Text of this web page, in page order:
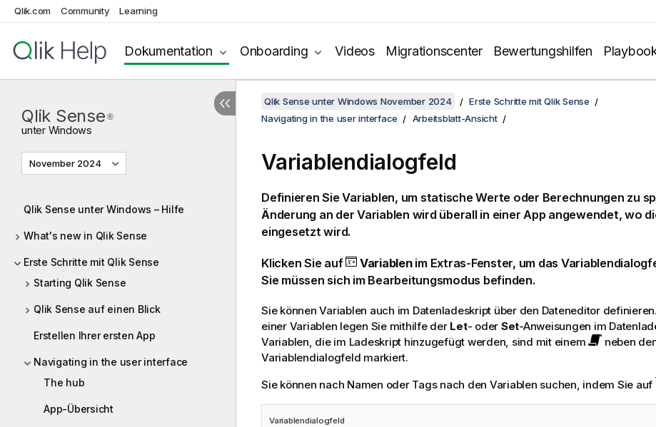
Qlik.com Community Learning
Dokumentation Onboarding Videos Migrationscenter Bewertungshilfen
Qlik Sense ®
unter Windows
November 2024
Qlik Sense unter Windows – Hilfe
What's new in Qlik Sense
Erste Schritte mit Qlik Sense
Starting Qlik Sense
Qlik Sense auf einen Blick
Erstellen Ihrer ersten App
Navigating in the user interface
The hub
App-Übersicht
Qlik Sense unter Windows November 2024
Erste Schritte mit Qlik Sense
Navigating in the user interface
Arbeitsblatt-Ansicht
Variablendialogfeld
Definieren Sie Variablen, um statische Werte oder Berechnungen zu
Änderung an der Variablen wird überall in einer App angewendet, wo
eingesetzt wird.
Klicken Sie auf Variablenim Extras-Fenster, um das
Sie müssen sich im Bearbeitungsmodus befinden.
Sie können Variablen auch im Datenladeskript über den Dateneditor
einer Variablen legen Sie mithilfe der Let- oder Set-Anweisungen im
Variablen, die im Ladeskript hinzugefügt werden, sind mit einem
neben
Variablendialogfeld markiert.
Sie können nach Namen oder Tags nach den Variablen suchen, indem Sie auf
Variablendialogfeld